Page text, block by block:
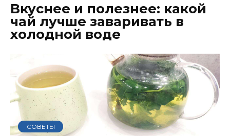
Вкуснее и полезнее: какой
чай лучше заваривать в
холодной воде
СОВЕТЫ